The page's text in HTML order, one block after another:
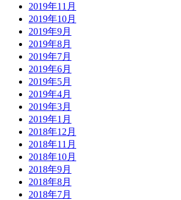
2019年11月
2019年10月
2019年9月
2019年8月
2019年7月
2019年6月
2019年5月
2019年4月
2019年3月
2019年1月
2018年12月
2018年11月
2018年10月
2018年9月
2018年8月
2018年7月